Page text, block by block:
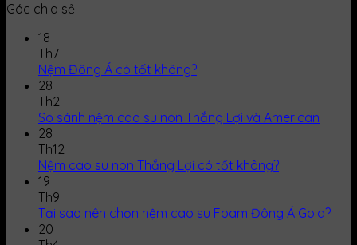
Góc chia sẻ
18
Th7
Nệm Đông Á có tốt không?
28
Th2
So sánh nệm cao su non Thắng Lợi và American
28
Th12
Nệm cao su non Thắng Lợi có tốt không?
19
Th9
Tại sao nên chọn nệm cao su Foam Đông Á Gold?
20